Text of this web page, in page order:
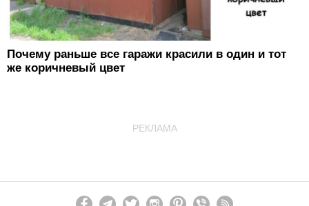
Почему раньше все гаражи красили в один и тот
же коричневый цвет
РЕКЛАМА